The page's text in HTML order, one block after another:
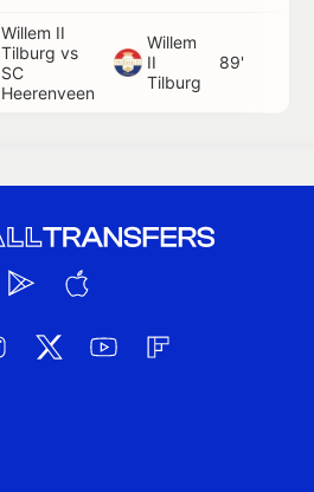
Willem II
Tilburg vs
SC
Heerenveen
Willem
II
Tilburg
89'